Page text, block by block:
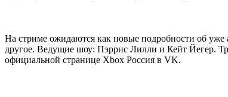
На стриме ожидаются как новые подробности об уже
другое. Ведущие шоу: Пэррис Лилли и Кейт Йегер.
официальной странице Xbox Россия в VK.